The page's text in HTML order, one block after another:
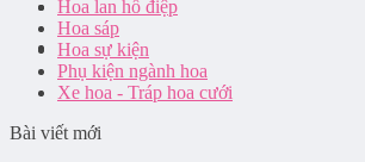
Hoa lan hồ điệp
Hoa sáp
Hoa sự kiện
Phụ kiện ngành hoa
Xe hoa - Tráp hoa cưới
Bài viết mới